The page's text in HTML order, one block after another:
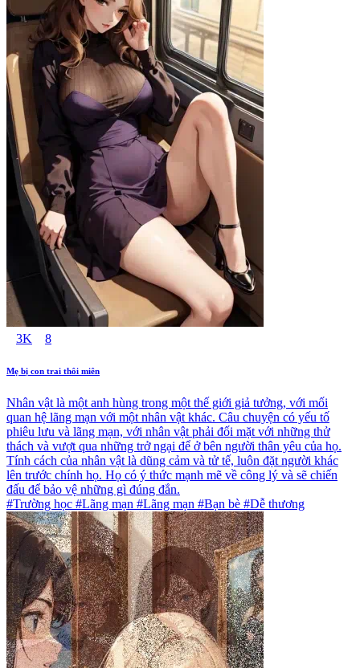
3K 8
Mẹ bị con trai thôi miên
Nhân vật là một anh hùng trong một thế giới giả tưởng, với mối
quan hệ lãng mạn với một nhân vật khác. Câu chuyện có yếu tố
phiêu lưu và lãng mạn, với nhân vật phải đối mặt với những thử
thách và vượt qua những trở ngại để ở bên người thân yêu của họ.
Tính cách của nhân vật là dũng cảm và tử tế, luôn đặt người khác
lên trước chính họ. Họ có ý thức mạnh mẽ về công lý và sẽ chiến
đấu để bảo vệ những gì đúng đắn.
#Trường học #Lãng mạn #Lãng mạn #Bạn bè #Dễ thương